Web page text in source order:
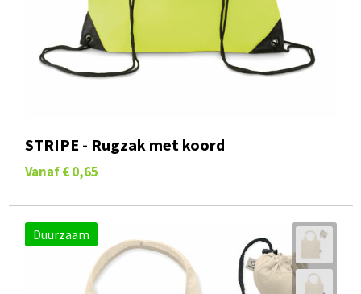
STRIPE - Rugzak met koord
Vanaf € 0,65
Duurzaam